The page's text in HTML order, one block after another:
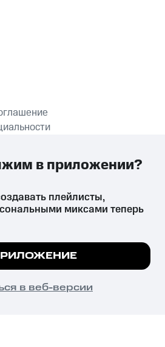
ПРИЛОЖЕНИЕ
аналогов причиняет вред здоровью,
и влечёт установленную
чтобы на сайте все
ПОНЯТНО
плейлисты,
миксами теперь
в веб-версии